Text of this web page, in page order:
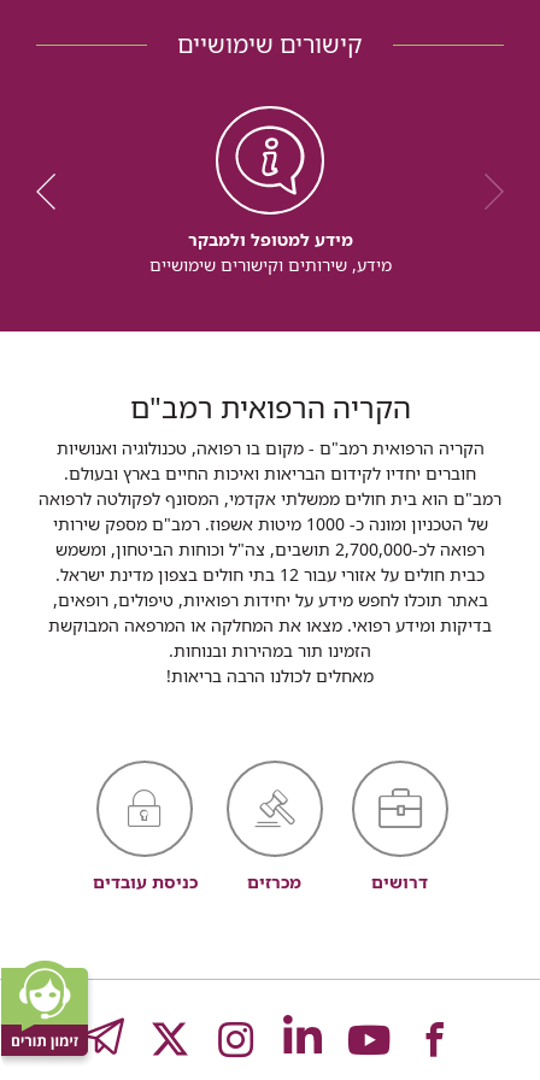
קישורים שימושיים
מידע למטופל ולמבקר
מידע, שירותים וקישורים שימושיים
הקריה הרפואית רמב"ם
הקריה הרפואית רמב"ם - מקום בו רפואה, טכנולוגיה ואנושיות
חוברים יחדיו לקידום הבריאות ואיכות החיים בארץ ובעולם.
רמב"ם הוא בית חולים ממשלתי אקדמי, המסונף לפקולטה לרפואה
של הטכניון ומונה כ- 1000 מיטות אשפוז. רמב"ם מספק שירותי
רפואה לכ-2,700,000 תושבים, צה"ל וכוחות הביטחון, ומשמש
כבית חולים על אזורי עבור 12 בתי חולים בצפון מדינת ישראל.
באתר תוכלו לחפש מידע על יחידות רפואיות, טיפולים, רופאים,
בדיקות ומידע רפואי. מצאו את המחלקה או המרפאה המבוקשת
הזמינו תור במהירות ובנוחות.
מאחלים לכולנו הרבה בריאות!
דרושים מכרזים כניסת עובדים
לעמוד
לעמוד
לעמוד
לעמוד
לעמוד